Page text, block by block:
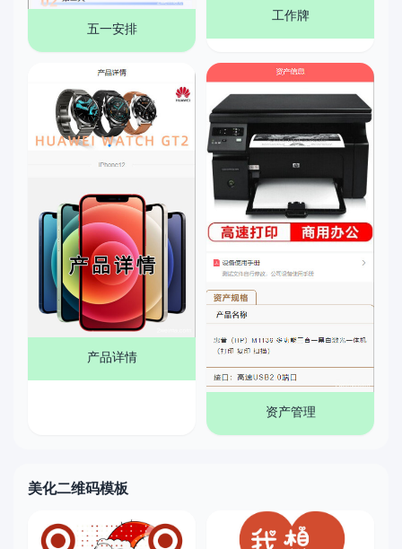
五一安排
工作牌
产品详情
资产管理
美化二维码模板